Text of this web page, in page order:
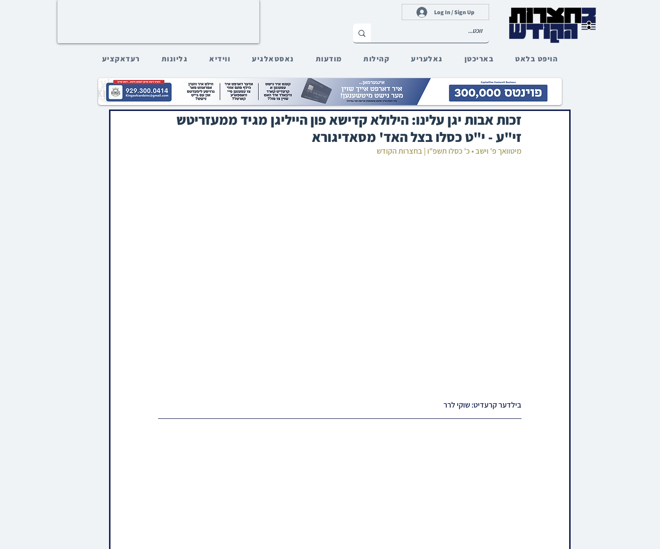
הויפט בלאט באריכטן גאלעריע קהילות מודעות נאסטאלגיע ווידיא גליונות רעדאקציע
Log In / Sign Up
זכות אבות יגן עלינו: הילולא קדישא פון הייליגן מגיד ממעזריטש
זי"ע - י"ט כסלו בצל האד' מסאדיגורא
מיטוואך פ' וישב • כ' כסלו תשפ"ו | בחצרות הקודש
בילדער קרעדיט: שוקי לרר